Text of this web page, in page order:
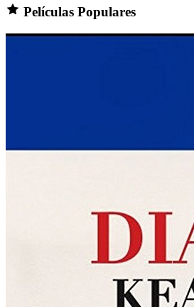
Películas Populares